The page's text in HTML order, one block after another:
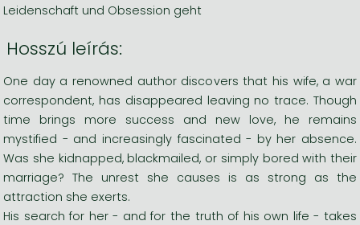
Leidenschaft und Obsession geht
Hosszú leírás:
One day a renowned author discovers that his wife, a war
correspondent, has disappeared leaving no trace. Though
time brings more success and new love, he remains
mystified - and increasingly fascinated - by her absence.
Was she kidnapped, blackmailed, or simply bored with their
marriage? The unrest she causes is as strong as the
attraction she exerts.
His search for her - and for the truth of his own life - takes